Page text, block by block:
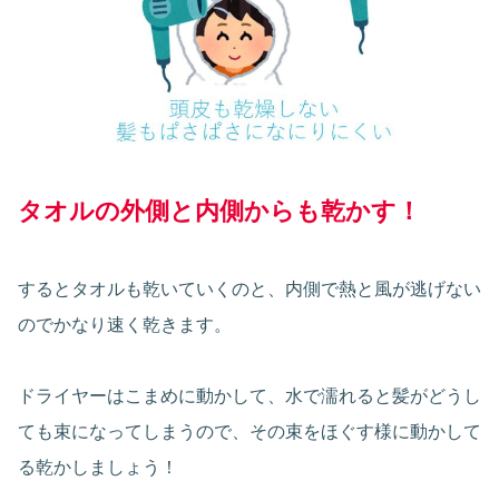
タオルの外側と内側からも乾かす！
するとタオルも乾いていくのと、内側で熱と風が逃げない
のでかなり速く乾きます。
ドライヤーはこまめに動かして、水で濡れると髪がどうし
ても束になってしまうので、その束をほぐす様に動かして
る乾かしましょう！